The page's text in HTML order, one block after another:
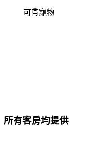
可帶寵物
所有客房均提供